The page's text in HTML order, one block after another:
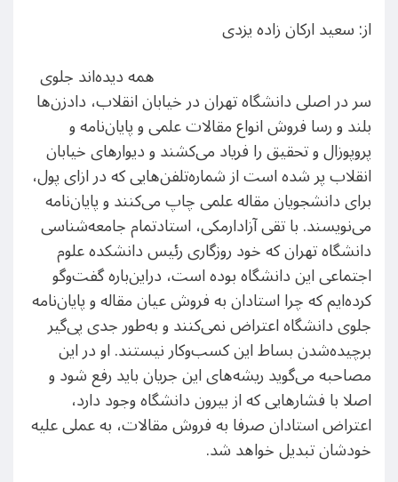
از: سعید ارکان زاده یزدی
همه دیده‌اند جلوی
سر در اصلی دانشگاه تهران در خیابان انقلاب، دادزن‌ها
بلند و رسا فروش انواع مقالات علمی و پایان‌نامه و
پروپوزال و تحقیق را فریاد می‌کشند و دیوارهای خیابان
انقلاب پر شده است از شماره‌تلفن‌هایی که در ازای پول،
برای دانشجویان مقاله علمی چاپ می‌کنند و پایان‌نامه
می‌نویسند. با تقی آزادارمکی، استاد‌تمام جامعه‌شناسی
دانشگاه تهران که خود روزگاری رئیس دانشکده علوم
اجتماعی این دانشگاه بوده است، دراین‌باره گفت‌وگو
کرده‌ایم که چرا استادان به فروش عیان مقاله و پایان‌نامه
جلوی دانشگاه اعتراض نمی‌کنند و به‌طور جدی پی‌گیر
برچیده‌شدن بساط این کسب‌وکار نیستند. او در این
مصاحبه می‌گوید ریشه‌های این جریان باید رفع شود و
اصلا با فشارهایی که از بیرون دانشگاه وجود دارد،
اعتراض استادان صرفا به فروش مقالات، به عملی علیه
خودشان تبدیل خواهد شد.